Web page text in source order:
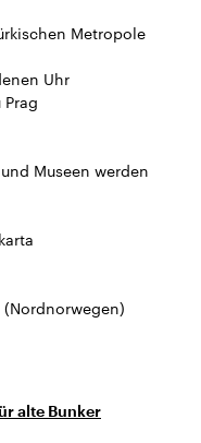
Metropole
Uhr
Prag
Museen werden
(Nordnorwegen)
alte Bunker